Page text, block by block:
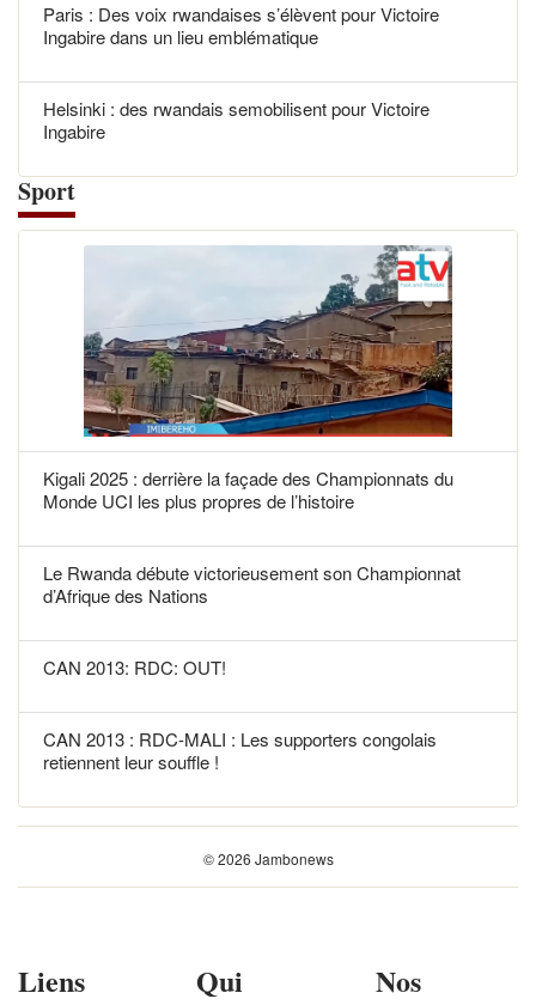
Paris : Des voix rwandaises s’élèvent pour Victoire
Ingabire dans un lieu emblématique
Helsinki : des rwandais semobilisent pour Victoire
Ingabire
Sport
Kigali 2025 : derrière la façade des Championnats du
Monde UCI les plus propres de l’histoire
Le Rwanda débute victorieusement son Championnat
d’Afrique des Nations
CAN 2013: RDC: OUT!
CAN 2013 : RDC-MALI : Les supporters congolais
retiennent leur souffle !
© 2026 Jambonews
Liens
Qui
Nos